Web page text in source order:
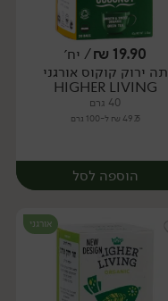
יח׳
19.90
₪/ יח׳
תה ירוק קוקוס אורגני
HIGHER LIVING
40 גרם
49.75 ₪ ל-100 גרם
הוספה לסל
אורגני